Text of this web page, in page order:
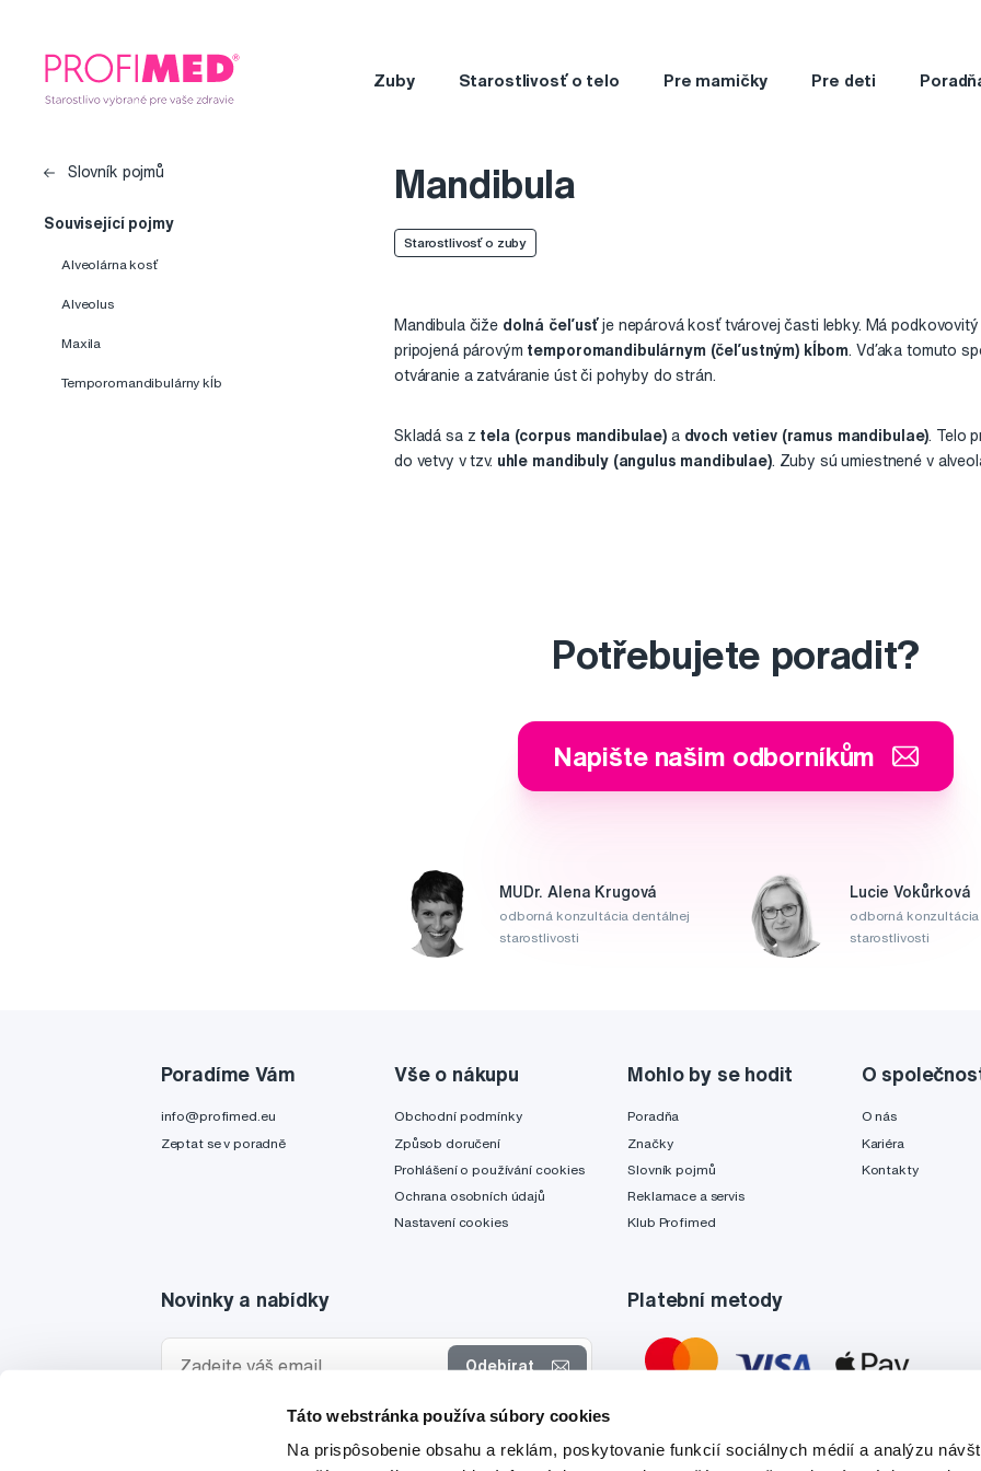
Táto webstránka používa súbory cookies
Na prispôsobenie obsahu a reklám, poskytovanie funkcií sociálnych médií a analýzu
Zuby Starostlivosť o telo Pre mamičky Pre deti
Slovník pojmů
Související pojmy
Alveolárna kosť
Alveolus
Maxila
Temporomandibulárny kĺb
Mandibula
Starostlivosť o zuby
Mandibula čiže dolná čeľusťje nepárová kosť tvárovej časti lebky. Má
pripojená párovým temporomandibulárnym (čeľustným) kĺbom . Vďaka tomuto
otváranie a zatváranie úst či pohyby do strán.
Skladá sa z tela (corpus mandibulae)a dvoch vetiev (ramus mandibulae) . Telo
do vetvy v tzv. uhle mandibuly (angulus mandibulae). Zuby sú umiestnené v
Potřebujete poradit?
Napište našim odborníkům
MUDr. Alena Krugová
odborná konzultácia dentálnej
starostlivosti
Lucie Vokůrková
odborná konzultácia
starostlivosti
Poradíme Vám
info@profimed.eu
Zeptat se v poradně
Vše o nákupu
Obchodní podmínky
Způsob doručení
Prohlášení o používání cookies
Ochrana osobních údajů
Nastavení cookies
Mohlo by se hodit
Poradňa
Značky
Slovník pojmů
Reklamace a servis
Klub Profimed
O
O nás
Kariéra
Kontakty
Novinky a nabídky
Odebírat
zpracováním osobních údajůpro tyto účely.
Platební metody